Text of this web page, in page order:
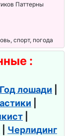
Паттерны
спорт, погода
:
лошади
Черлидинг